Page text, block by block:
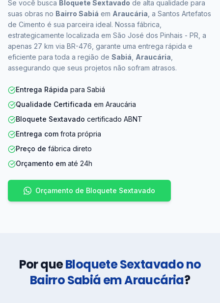
Se você busca Bloquete Sextavado de alta qualidade para
suas obras no Bairro Sabiá em Araucária , a Santos Artefatos
de Cimento é sua parceira ideal. Nossa fábrica,
estrategicamente localizada em São José dos Pinhais - PR, a
apenas 27 km via BR-476, garante uma entrega rápida e
eficiente para toda a região de Sabiá Araucária
assegurando que seus projetos não sofram atrasos.
Entrega Rápida para Sabiá
Qualidade Certificada em Araucária
Bloquete Sextavado certificado ABNT
Entrega com frota própria
Preço de fábrica direto
Orçamento em até 24h
Orçamento de Bloquete Sextavado
Por queBloquete Sextavado no
Bairro Sabiá em Araucária?